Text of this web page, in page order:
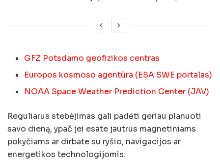
GFZ Potsdamo geofizikos centras
Europos kosmoso agentūra (ESA SWE portalas)
NOAA Space Weather Prediction Center (JAV)
Reguliarus stebėjimas gali padėti geriau planuoti
savo dieną, ypač jei esate jautrus magnetiniams
pokyčiams ar dirbate su ryšio, navigacijos ar
energetikos technologijomis.